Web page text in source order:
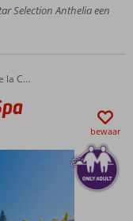
Selection Anthelia een
Cruz
bewaar